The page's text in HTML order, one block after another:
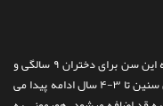
افزایش قد اصولا در سنین بلوغ شروع میشود که این سن برای دختران ۹ سالگی و
برای پسران ۱۱ سالگی می باشد و این رشد در این سنین تا ۳-۴ سال ادامه پیدا می